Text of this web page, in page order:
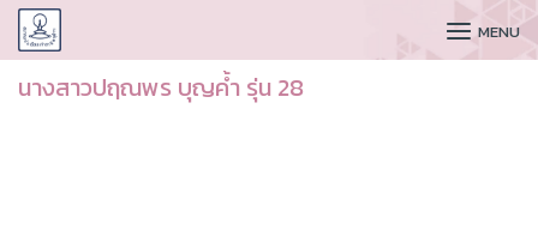
CUDAA MENU
นางสาวปฤณพร บุญค้ำ รุ่น 28